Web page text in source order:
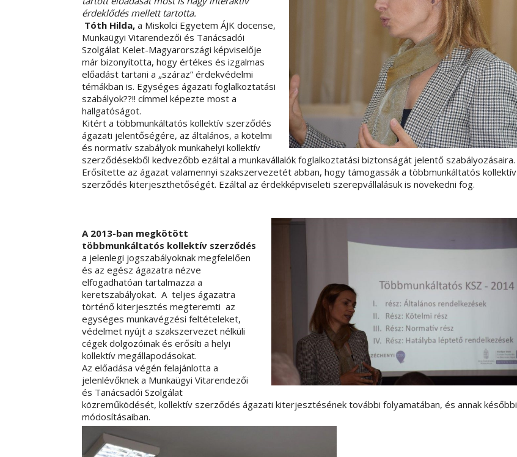
érdeklődés mellett tartotta.
Tóth Hilda, a Miskolci Egyetem ÁJK docense,
Munkaügyi Vitarendezői és Tanácsadói
Szolgálat Kelet-Magyarországi képviselője
már bizonyította, hogy értékes és izgalmas
előadást tartani a „száraz” érdekvédelmi
témákban is. Egységes ágazati foglalkoztatási
szabályok??!! címmel képezte most a
hallgatóságot.
Kitért a többmunkáltatós kollektív szerződés
ágazati jelentőségére, az általános, a kötelmi
és normatív szabályok munkahelyi kollektív
szerződésekből kedvezőbb ezáltal a munkavállalók foglalkoztatási biztonságát jelentő szabályozásaira.
Erősítette az ágazat valamennyi szakszervezetét abban, hogy támogassák a többmunkáltatós kollektív
szerződés kiterjeszthetőségét. Ezáltal az érdekképviseleti szerepvállalásuk is növekedni fog.
A 2013-ban megkötött
többmunkáltatós kollektív szerződés
a jelenlegi jogszabályoknak megfelelően
és az egész ágazatra nézve
elfogadhatóan tartalmazza a
keretszabályokat. A teljes ágazatra
történő kiterjesztés megteremti az
egységes munkavégzési feltételeket,
védelmet nyújt a szakszervezet nélküli
cégek dolgozóinak és erősíti a helyi
kollektív megállapodásokat.
Az előadása végén felajánlotta a
jelenlévőknek a Munkaügyi Vitarendezői
és Tanácsadói Szolgálat
közreműködését, kollektív szerződés ágazati kiterjesztésének további folyamatában, és annak későbbi
módosításaiban.